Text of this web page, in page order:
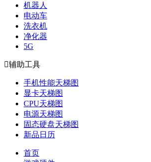
机器人
电动车
洗衣机
净化器
5G
辅助工具
手机性能天梯图
显卡天梯图
CPU天梯图
电源天梯图
固态硬盘天梯图
新品日历
首页